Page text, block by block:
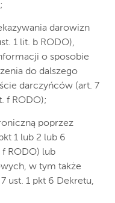
darowizn
1 lit. b RODO),
o sposobie
do dalszego
darczyńców (art. 7
f RODO);
poprzez
1 lub 2 lub 6
f RODO) lub
w tym także
ust. 1 pkt 6 Dekretu,